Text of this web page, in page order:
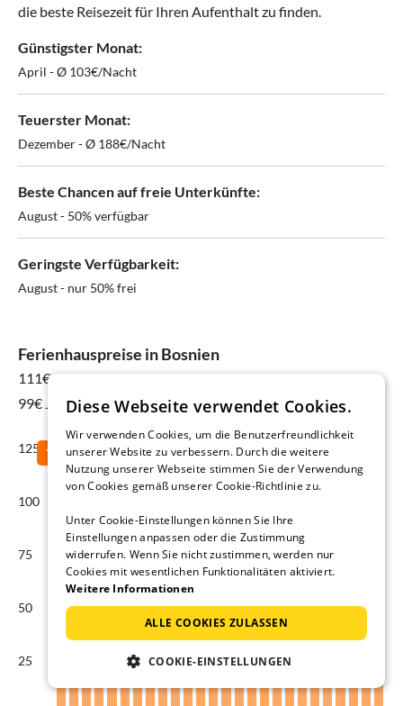
die beste Reisezeit für Ihren Aufenthalt zu finden.
Günstigster Monat:
April - Ø 103€/Nacht
Teuerster Monat:
Dezember - Ø 188€/Nacht
Beste Chancen auf freie Unterkünfte:
August - 50% verfügbar
Geringste Verfügbarkeit:
August - nur 50% frei
Ferienhauspreise in Bosnien
111€ für 15 Aug - 22 Aug
99€ Jahresdurchschnitt
125
100
75
50
25
Diese Webseite verwendet Cookies.
Wir verwenden Cookies, um die Benutzerfreundlichkeit
unserer Website zu verbessern. Durch die weitere
Nutzung unserer Webseite stimmen Sie der Verwendung
von Cookies gemäß unserer Cookie-Richtlinie zu.
Unter Cookie-Einstellungen können Sie Ihre
Einstellungen anpassen oder die Zustimmung
widerrufen. Wenn Sie nicht zustimmen, werden nur
Cookies mit wesentlichen Funktionalitäten aktiviert.
Weitere Informationen
ALLE COOKIES ZULASSEN
COOKIE-EINSTELLUNGEN